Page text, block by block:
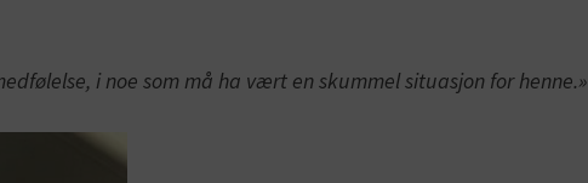
i noe som må ha vært en skummel situasjon for henne.»